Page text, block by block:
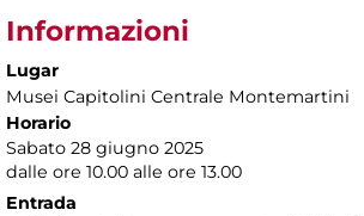
Informazioni
Lugar
Musei Capitolini Centrale Montemartini
Horario
Sabato 28 giugno 2025
dalle ore 10.00 alle ore 13.00
Entrada